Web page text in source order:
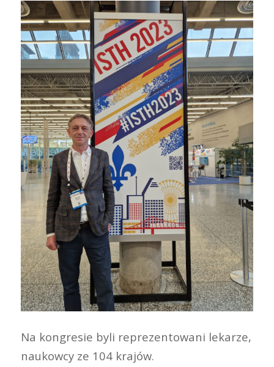
Na kongresie byli reprezentowani lekarze,
naukowcy ze 104 krajów.